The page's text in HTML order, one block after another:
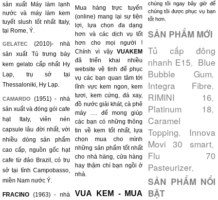
sản xuất Máy làm lạnh
nước và máy làm kem
tuyết slush tốt nhất Italy,
tại Rome, Ý.
GELATEC (2010)- nhà
sản xuất Tủ trưng bày
kem gelato cấp nhất Hy
Lạp, trụ sở tại
Thessaloniki, Hy Lạp.
CAMARDO
(1951) - nhà
sản xuất và đóng gói cafe
hạt Italy, viên nén
capsule lâu đời nhất, với
nhiều dòng sản phẩm
cao cấp, nguồn gốc hạt
cafe từ đảo Brazil, có trụ
sở tại tỉnh Campobasso,
miền Nam nước Ý.
FRACINO (1963) - nhà
Mua hàng trực tuyến
(online) mang lại sự tiện
lợi, lựa chọn đa dạng
hơn và các dịch vụ tốt
hơn cho mọi người !
Chính vì vậyVUAKEM
đã triển khai nhiều
website vệ tinh để phục
vụ các bạn quan tâm tới
lĩnh vực kem ngon, kem
tươi, kem cứng, đá xay,
đồ nước giải khát, cà phê
máy …. để mong giúp
các bạn có những thông
tin về kem tốt nhất, lựa
chọn mua cho mình
những sản phẩm tốt nhất
cho nhà hàng, cửa hàng
hay thậm chí bạn ngồi ở
nhà.
VUA KEM - MUA
chúng tôi ngay bây giờ để
chúng tôi được phục vụ bạn
tốt hơn.
SẢN PHẨM MỚI
Tủ cấp đông
nhanh E15, Blue
Bubble Gum,
Integra Fibre,
RIMINI 16,
Platinum 18,
Caramel
Topping, Innova
Movi 30 smart,
Flu 70
Pasteurizer,
SẢN PHẨM NỔI
BẬT